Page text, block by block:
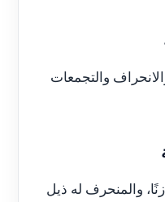
والتجمعات
والمنحرف له ذيل